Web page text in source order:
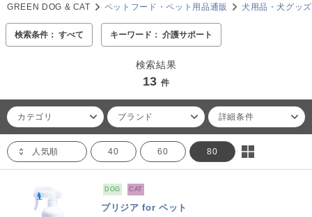
GREEN DOG & CAT ペットフード・ペット用品通販 犬用品・犬グッズ
検索条件： すべて キーワード： 介護サポート
検索結果
13 件
カテゴリ ブランド 詳細条件
人気順 40 60 80
DOG CAT
プリジア for ペット